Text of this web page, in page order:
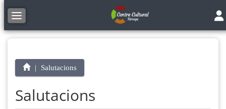
Toggle navigation
Salutacions
Salutacions